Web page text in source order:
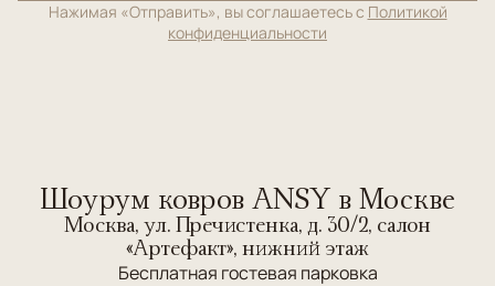
Нажимая «Отправить», вы соглашаетесь с Политикой
конфиденциальности
Шоурум ковров ANSY в Москве
Москва, ул. Пречистенка, д. 30/2, салон
«Артефакт», нижний этаж
Бесплатная гостевая парковка